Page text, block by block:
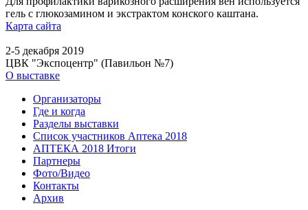
гель с глюкозамином и экстрактом конского каштана.
Карта сайта
2-5 декабря 2019
ЦВК "Экспоцентр" (Павильон №7)
О выставке
Организаторы
Где и когда
Разделы выставки
Список участников Аптека 2018
АПТЕКА 2018 Итоги
Партнеры
Фото/Видео
Контакты
Архив